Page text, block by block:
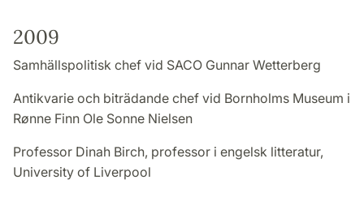
2009
Samhällspolitisk chef vid SACO Gunnar Wetterberg
Antikvarie och biträdande chef vid Bornholms Museum i
Rønne Finn Ole Sonne Nielsen
Professor Dinah Birch, professor i engelsk litteratur,
University of Liverpool